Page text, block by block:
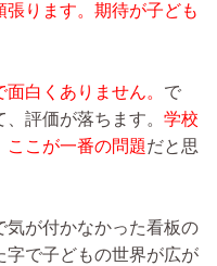
張ります。期待が子ども
白くありません。 で
評価が落ちます。 学校
ここが一番の問題だと思
気が付かなかった看板の
字で子どもの世界が広が